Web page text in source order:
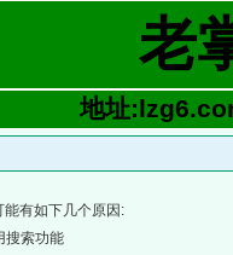
老
地址
有如下几个原因:
搜索功能